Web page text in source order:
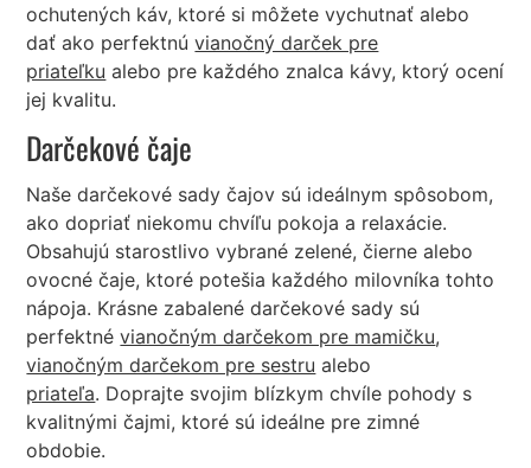
ochutených káv, ktoré si môžete vychutnať alebo
dať ako perfektnúvianočný darček pre
priateľku alebo pre každého znalca kávy, ktorý ocení
jej kvalitu.
Darčekové čaje
Naše darčekové sady čajov sú ideálnym spôsobom,
ako dopriať niekomu chvíľu pokoja a relaxácie.
Obsahujú starostlivo vybrané zelené, čierne alebo
ovocné čaje, ktoré potešia každého milovníka tohto
nápoja. Krásne zabalené darčekové sady sú
perfektnévianočným darčekom pre mamičku,
vianočným darčekom pre sestru alebo
priateľa. Doprajte svojim blízkym chvíle pohody s
kvalitnými čajmi, ktoré sú ideálne pre zimné
obdobie.